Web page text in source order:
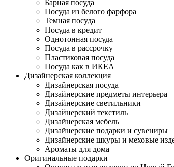
Барная посуда
Посуда из белого фарфора
Темная посуда
Посуда в кредит
Однотонная посуда
Посуда в рассрочку
Пластиковая посуда
Посуда как в ИКЕА
Дизайнерская коллекция
Дизайнерская посуда
Дизайнерские предметы интерьера
Дизайнерские светильники
Дизайнерский текстиль
Дизайнерская мебель
Дизайнерские подарки и сувениры
Дизайнерские шкуры и меховые
Ароматы для дома
Оригинальные подарки